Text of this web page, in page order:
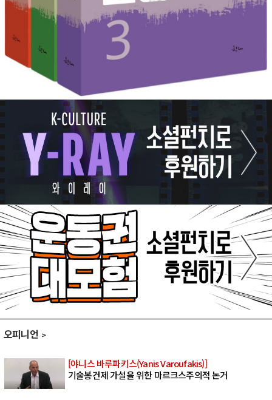
오피니언
[야니스 바루파키스(Yanis Varoufakis)]
기술봉건제 가설을 위한 마르크스주의적 논거